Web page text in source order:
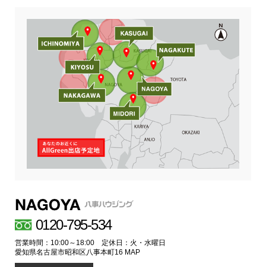
0120-795-534
営業時間：10:00～18:00 定休日：火・水曜日
愛知県名古屋市昭和区八事本町16 MAP